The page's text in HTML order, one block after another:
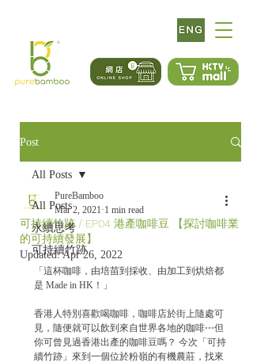
Post
All Posts
永續思考
可持續竹跡
All Posts
可持續竹跡 / EP04 港產咖啡豆 【探討咖啡業
的可持續發展】
PureBamboo
Mar 2, 2021 1 min read
Updated:Apr 26, 2022
「這杯咖啡，由培苗到採收、由加工到烘焙都
是 Made in HK！」
香港人特別喜歡喝咖啡，咖啡店於街上隨處可
見，隨便就可以飲到來自世界各地的咖啡⋯但
你可曾見過香港出產的咖啡豆嗎？ 今次「可持
續竹跡」來到一個位於粉嶺的有機農莊，找來